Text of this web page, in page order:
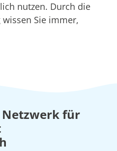
nutzen. Durch die
Sie immer,
Netzwerk für